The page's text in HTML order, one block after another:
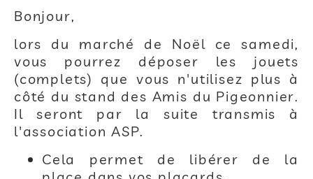
Bonjour,
lors du marché de Noël ce samedi,
vous pourrez déposer les jouets
(complets) que vous n'utilisez plus à
côté du stand des Amis du Pigeonnier.
Il seront par la suite transmis à
l'association ASP.
Cela permet de libérer de la